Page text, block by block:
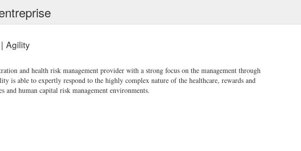
Agility
and health risk management provider with a strong focus on the management through
is able to expertly respond to the highly complex nature of the healthcare, rewards and
and human capital risk management environments.